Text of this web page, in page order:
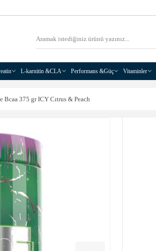
L-karnitin &CLA Performans &Güç Vitaminler
Bcaa 375 gr ICY Cıtrus & Peach